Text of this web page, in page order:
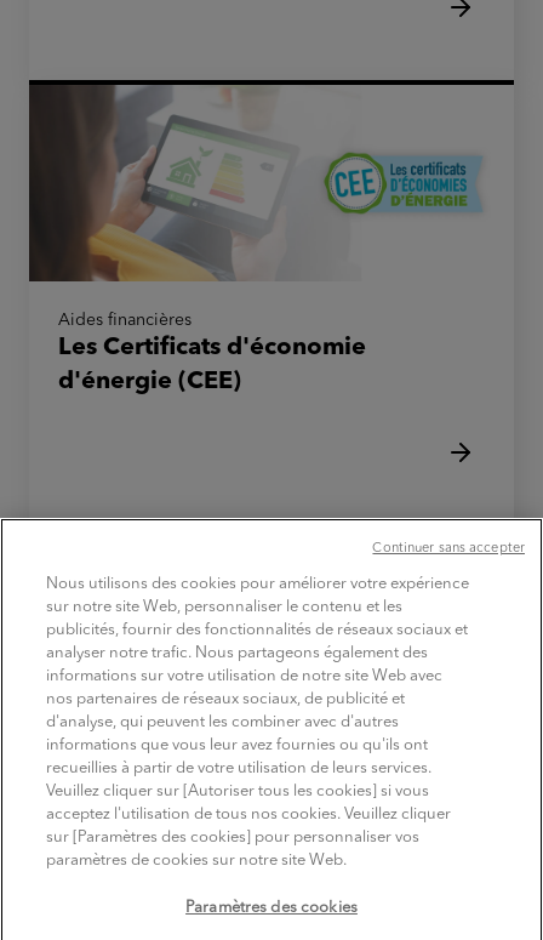
Aides financières
Les Certificats d'économie
d'énergie (CEE)
TROUVER
les produits
SUIVEZ MITSUBISHI ELECTRIC
YoutubeLinkedinInstagram
Comptes officiels sur les réseaux sociaux
Politique relative aux cookies
Mentions légales
Nous utilisons des cookies pour améliorer votre expérience
sur notre site Web, personnaliser le contenu et les
publicités, fournir des fonctionnalités de réseaux sociaux et
analyser notre trafic. Nous partageons également des
informations sur votre utilisation de notre site Web avec
nos partenaires de réseaux sociaux, de publicité et
d'analyse, qui peuvent les combiner avec d'autres
informations que vous leur avez fournies ou qu'ils ont
recueillies à partir de votre utilisation de leurs services.
Veuillez cliquer sur [Autoriser tous les cookies] si vous
acceptez l'utilisation de tous nos cookies. Veuillez cliquer
sur [Paramètres des cookies] pour personnaliser vos
paramètres de cookies sur notre site Web.
Paramètres des cookies
Continuer sans accepter